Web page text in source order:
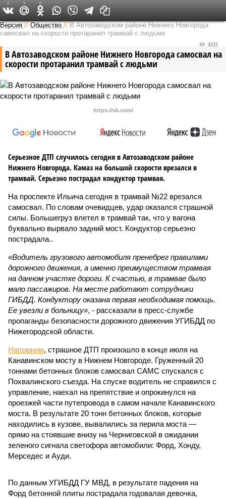
Версия в Кирове
Версия //Общество //В Автозаводском районе Нижнего Новгорода
самосвал на скорости протаранил трамвай с людьми
В Автозаводском районе Нижнего Новгорода самосвал на
скорости протаранил трамвай с людьми
4333
https://vk.com/
Серьезное ДТП случилось сегодня в Автозаводском районе
Нижнего Новгорода. Камаз на большой скорости врезался в
трамвай. Серьезно пострадал кондуктор трамвая.
На проспекте Ильича сегодня в трамвай №22 врезался
самосвал. По словам очевидцев, удар оказался страшной
силы. Большегруз влетел в трамвай так, что у вагона
буквально вырвало задний мост. Кондуктор серьезно
пострадала..
«Водитель грузового автомобиля пренебрег правилами
дорожного движения, а именно преимуществом трамвая
на данном участке дороги. К счастью, в трамвае было
мало пассажиров. На месте работают сотрудники
ГИБДД. Кондуктору оказана первая необходимая помощь.
Ее увезли в больницу», - рассказали в пресс-службе
пропаганды безопасности дорожного движения УГИБДД по
Нижегородской области.
Напомним, страшное ДТП произошло в конце июля на
Канавинском мосту в Нижнем Новгороде. Груженный 20
тоннами бетонных блоков самосвал САМС спускался с
Похвалинского съезда. На спуске водитель не справился с
управление, наехал на препятствие и опрокинулся на
проезжей части путепровода в самом начале Канавинского
моста. В результате 20 тонн бетонных блоков, которые
находились в кузове, вывалились за перила моста —
прямо на стоявшие внизу на Черниговской в ожидании
зеленого сигнала светофора автомобили: Форд, Хонду,
Мерседес и Ауди.
По данным УГИБДД ГУ МВД, в результате падения на
Форд бетонной плиты пострадала годовалая девочка,
0 1 0